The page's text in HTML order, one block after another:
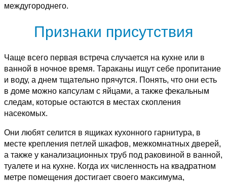
междугороднего.
Признаки присутствия
Чаще всего первая встреча случается на кухне или в
ванной в ночное время. Тараканы ищут себе пропитание
и воду, а днем тщательно прячутся. Понять, что они есть
в доме можно капсулам с яйцами, а также фекальным
следам, которые остаются в местах скопления
насекомых.
Они любят селится в ящиках кухонного гарнитура, в
месте крепления петлей шкафов, межкомнатных дверей,
а также у канализационных труб под раковиной в ванной,
туалете и на кухне. Когда их численность на квадратном
метре помещения достигает своего максимума,